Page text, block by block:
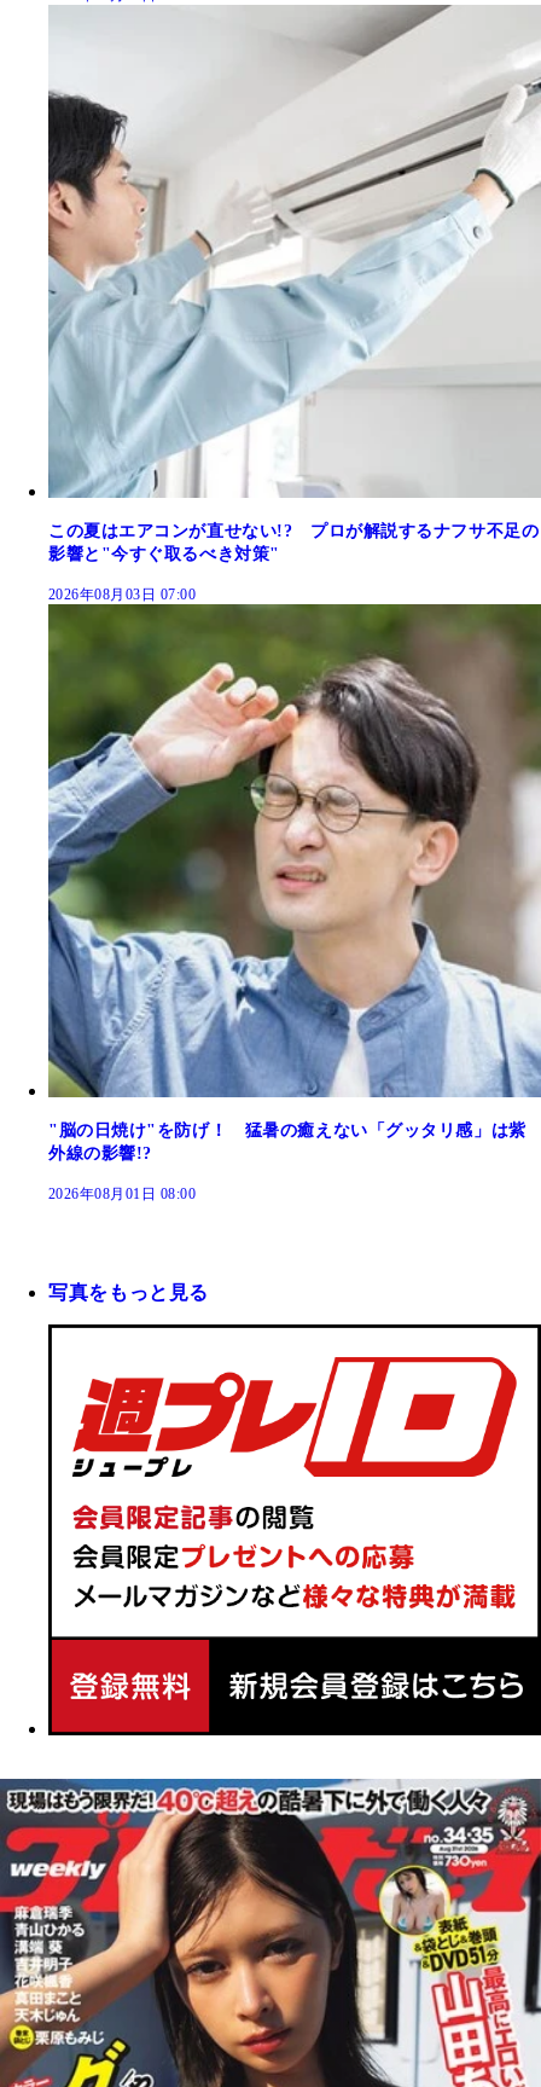
この夏はエアコンが直せない!? プロが解説するナフサ不足の
影響と"今すぐ取るべき対策"
2026年08月03日 07:00
"脳の日焼け"を防げ！ 猛暑の癒えない「グッタリ感」は紫
外線の影響!?
2026年08月01日 08:00
写真をもっと見る